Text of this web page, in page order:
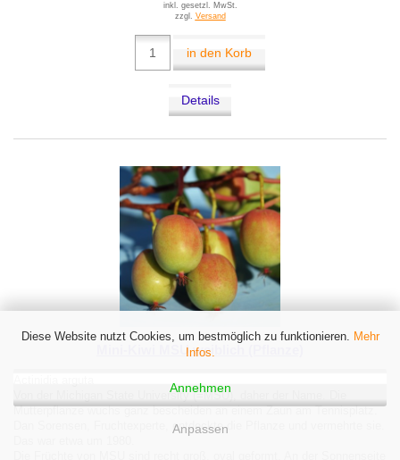
Diese Website nutzt Cookies, um bestmöglich zu funktionieren. Mehr
Infos.
Annehmen
Anpassen
inkl. gesetzl. MwSt.
zzgl. Versand
in den Korb
Details
Mini-Kiwi MSU weiblich (Pflanze)
Von der Michigan State University (=MSU), daher der Name. Die
Mutterpflanze wuchs ganz bescheiden an einem Zaun am Tennisplatz.
Dan Sorensen, Fruchtexperte, entdeckte die Pflanze und vermehrte sie.